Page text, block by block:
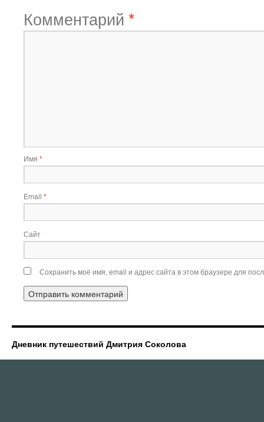
Комментарий *
Имя *
Email *
Сайт
Сохранить моё имя, email и адрес сайта в этом браузере для
Дневник путешествий Дмитрия Соколова